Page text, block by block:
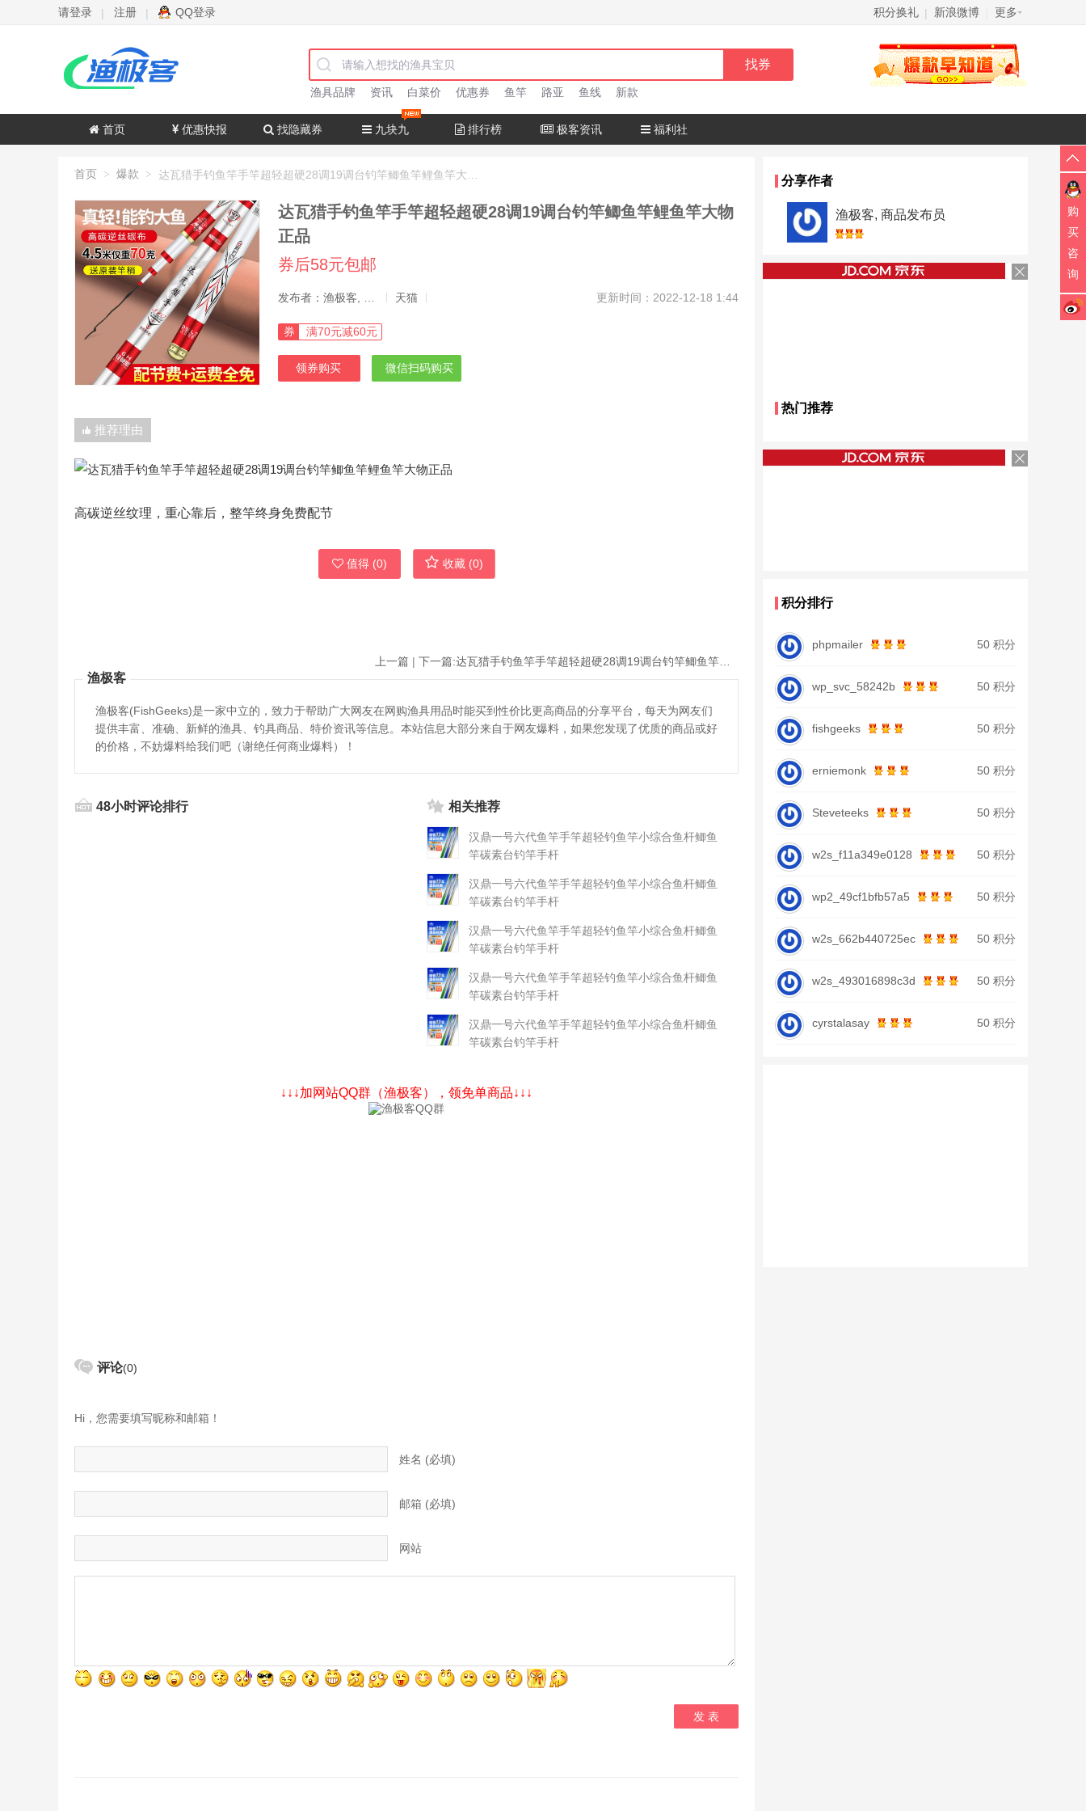
请登录 | 注册 | QQ登录 积分换礼 | 新浪微博 更多
渔具品牌 资讯 白菜价 优惠券 鱼竿 路亚 鱼线 新款
首页 优惠快报 找隐藏券 九块九 排行榜 极客资讯 福利社
首页 > 爆款 >
达瓦猎手钓鱼竿手竿超轻超硬28调19调台钓竿鲫鱼竿鲤鱼竿大物
正品
券后58元包邮
天猫 更新时间：2022-12-18 1:44
券 满70元减60元
领券购买 微信扫码购买
推荐理由
高碳逆丝纹理，重心靠后，整竿终身免费配节
值得 (0) 收藏 (0)
上一篇 | 下一篇:
渔极客
渔极客(FishGeeks)是一家中立的，致力于帮助广大网友在网购渔具用品时能买到性价比更高商品的分享平台，每天为网友们
提供丰富、准确、新鲜的渔具、钓具商品、特价资讯等信息。本站信息大部分来自于网友爆料，如果您发现了优质的商品或好
的价格，不妨爆料给我们吧（谢绝任何商业爆料）！
48小时评论排行 相关推荐
汉鼎一号六代鱼竿手竿超轻钓鱼竿小综合鱼杆鲫鱼
竿碳素台钓竿手杆
汉鼎一号六代鱼竿手竿超轻钓鱼竿小综合鱼杆鲫鱼
竿碳素台钓竿手杆
汉鼎一号六代鱼竿手竿超轻钓鱼竿小综合鱼杆鲫鱼
竿碳素台钓竿手杆
汉鼎一号六代鱼竿手竿超轻钓鱼竿小综合鱼杆鲫鱼
竿碳素台钓竿手杆
汉鼎一号六代鱼竿手竿超轻钓鱼竿小综合鱼杆鲫鱼
竿碳素台钓竿手杆
↓↓↓加网站QQ群（渔极客），领免单商品↓↓↓
评论(0)
Hi，您需要填写昵称和邮箱！
姓名 (必填)
邮箱 (必填)
网站
分享作者
渔极客, 商品发布员
热门推荐
积分排行
phpmailer 50 积分
wp_svc_58242b 50 积分
fishgeeks 50 积分
erniemonk 50 积分
Steveteeks 50 积分
w2s_f11a349e0128 50 积分
wp2_49cf1bfb57a5 50 积分
w2s_662b440725ec 50 积分
w2s_493016898c3d 50 积分
cyrstalasay 50 积分
购
买
咨
询